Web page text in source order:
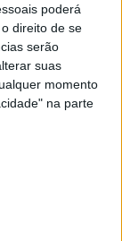
poderá
direito de se
serão
suas
momento
na parte
Diária – 96.8